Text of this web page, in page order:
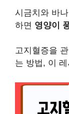
시금치와 바
하면 영양이
고지혈증을
는 방법, 이